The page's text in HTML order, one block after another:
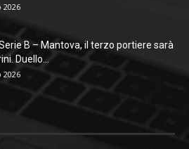
2026
B – Mantova, il terzo portiere sarà
Duello...
2026